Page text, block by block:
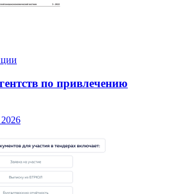
по привлечению